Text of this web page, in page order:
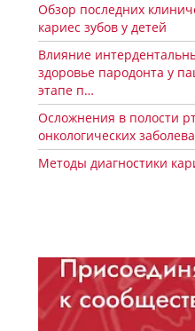
Обзор последних
кариес зубов у детей
Влияние
здоровье пародонта у
этапе п…
Осложнения в полости
онкологических
Методы диагностики